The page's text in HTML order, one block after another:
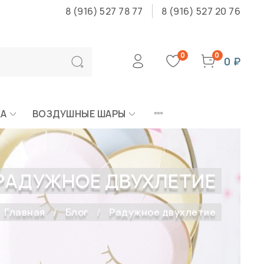
8 (916) 527 78 77 8 (916) 527 20 76
0 0 0 ₽
ВОЗДУШНЫЕ ШАРЫ
ДВУХЛЕТИЕ
Главная Блог Радужное двухлетие